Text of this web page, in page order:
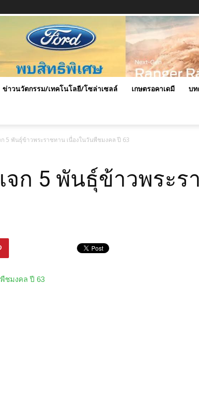
ข่าวนวัตกรรม/เทคโนโลยี/โซล่าเซลล์ เกษตรอคาเดมี บท
5 พันธุ์ข้าวพระราชทาน เนื่องในวันพืชมงคล ปี 63
ก 5 พันธุ์ข้าวพระร